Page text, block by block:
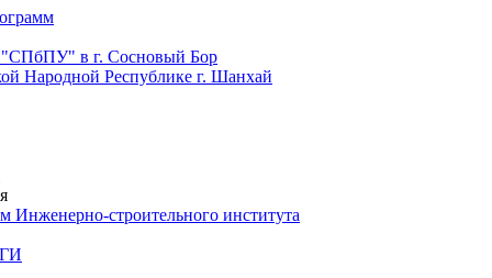
"СПбПУ" в г. Сосновый Бор
Народной Республике г. Шанхай
строительного института